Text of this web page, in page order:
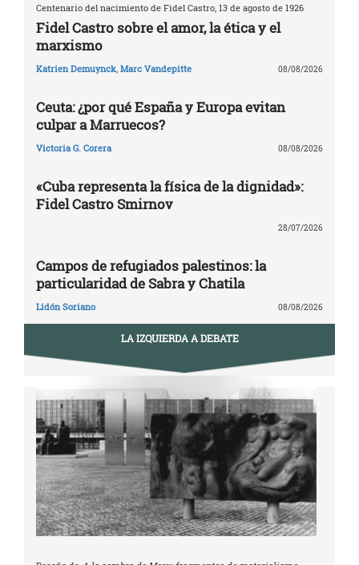
Centenario del nacimiento de Fidel Castro, 13 de agosto de 1926
Fidel Castro sobre el amor, la ética y el
marxismo
Katrien Demuynck, Marc Vandepitte 08/08/2026
Ceuta: ¿por qué España y Europa evitan
culpar a Marruecos?
Victoria G. Corera 08/08/2026
«Cuba representa la física de la dignidad»:
Fidel Castro Smirnov
28/07/2026
Campos de refugiados palestinos: la
particularidad de Sabra y Chatila
Lidón Soriano 08/08/2026
LA IZQUIERDA A DEBATE